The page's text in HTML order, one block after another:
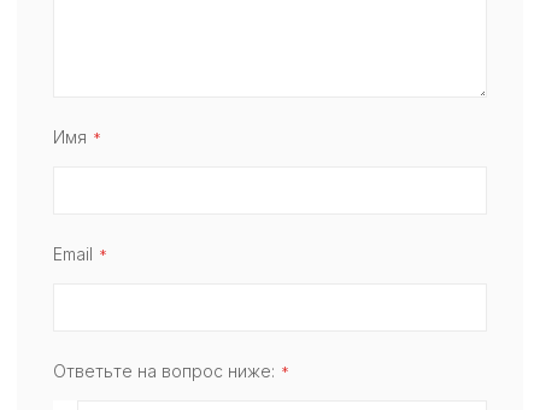
Имя
Email
Ответьте на вопрос ниже: